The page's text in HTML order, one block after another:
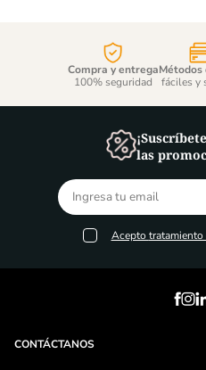
Compra y entrega
100% seguridad
Métodos
fáciles y
las
Acepto tratamiento
CONTÁCTANOS